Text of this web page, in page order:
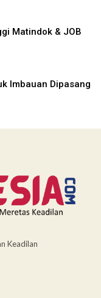
Matindok & JOB
Imbauan Dipasang
Keadilan